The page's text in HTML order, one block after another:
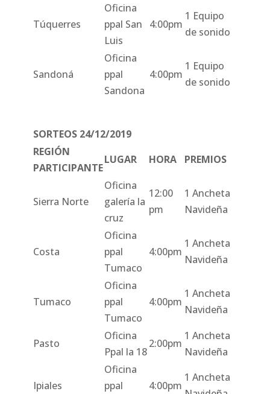
Túquerres
Oficina
ppal San
Luis
4:00pm
1 Equipo
de sonido
Sandoná
Oficina
ppal
Sandona
4:00pm
1 Equipo
de sonido
SORTEOS 24/12/2019
REGIÓN
PARTICIPANTE
LUGAR HORA PREMIOS
Sierra Norte
Oficina
galería la
cruz
12:00
pm
1 Ancheta
Navideña
Costa
Oficina
ppal
Tumaco
4:00pm
1 Ancheta
Navideña
Tumaco
Oficina
ppal
Tumaco
4:00pm
1 Ancheta
Navideña
Pasto
Oficina
Ppal la 18
2:00pm
1 Ancheta
Navideña
Ipiales
Oficina
ppal
4:00pm
1 Ancheta